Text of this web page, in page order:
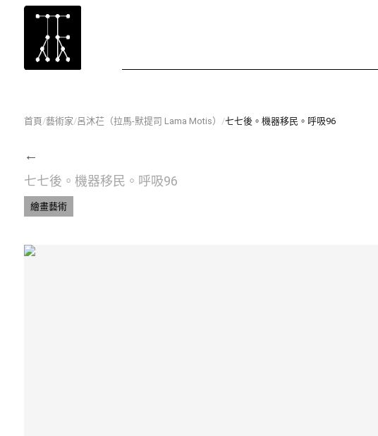
首頁/藝術家/呂沐芢（拉馬-默提司 Lama Motis） /七七後。機器移民。呼吸96
←
七七後。機器移民。呼吸96
繪畫藝術